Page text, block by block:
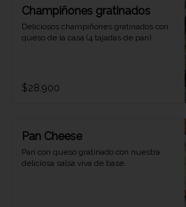
Champiñones gratinados
Deliciosos champiñones gratinados con
queso de la casa (4 tajadas de pan)
$28.900
Pan Cheese
Pan con queso gratinado con nuestra
deliciosa salsa viva de base.